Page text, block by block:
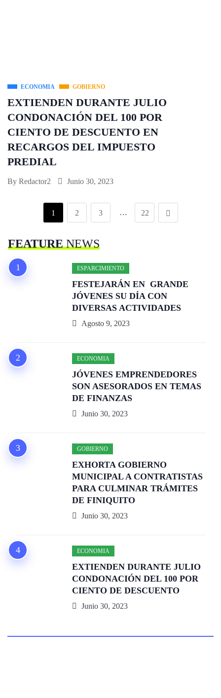
ECONOMIA GOBIERNO
EXTIENDEN DURANTE JULIO
CONDONACIÓN DEL 100 POR
CIENTO DE DESCUENTO EN
RECARGOS DEL IMPUESTO
PREDIAL
By Redactor2 Junio 30, 2023
1 2 3 … 22
FEATURENEWS
ESPARCIMIENTO
FESTEJARÁN EN GRANDE
JÓVENES SU DÍA CON
DIVERSAS ACTIVIDADES
Agosto 9, 2023
ECONOMIA
JÓVENES EMPRENDEDORES
SON ASESORADOS EN TEMAS
DE FINANZAS
Junio 30, 2023
GOBIERNO
EXHORTA GOBIERNO
MUNICIPAL A CONTRATISTAS
PARA CULMINAR TRÁMITES
DE FINIQUITO
Junio 30, 2023
ECONOMIA
EXTIENDEN DURANTE JULIO
CONDONACIÓN DEL 100 POR
CIENTO DE DESCUENTO
Junio 30, 2023